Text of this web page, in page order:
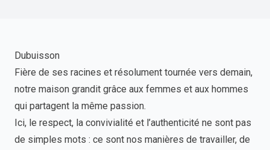
Dubuisson
Fière de ses racines et résolument tournée vers demain,
notre maison grandit grâce aux femmes et aux hommes
qui partagent la même passion.
Ici, le respect, la convivialité et l’authenticité ne sont pas
de simples mots : ce sont nos manières de travailler, de